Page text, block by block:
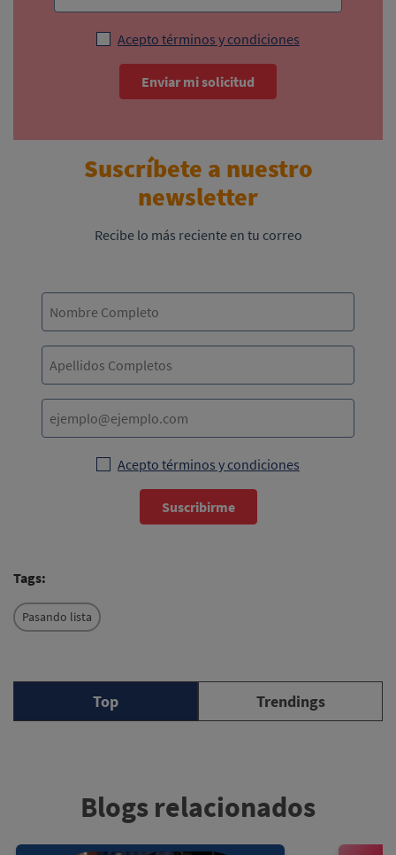
Acepto términos y condiciones
Enviar mi solicitud
Suscríbete a nuestro
newsletter
Recibe lo más reciente en tu correo
Acepto términos y condiciones
Suscribirme
Tags:
Pasando lista
Top Trendings
Blogs relacionados